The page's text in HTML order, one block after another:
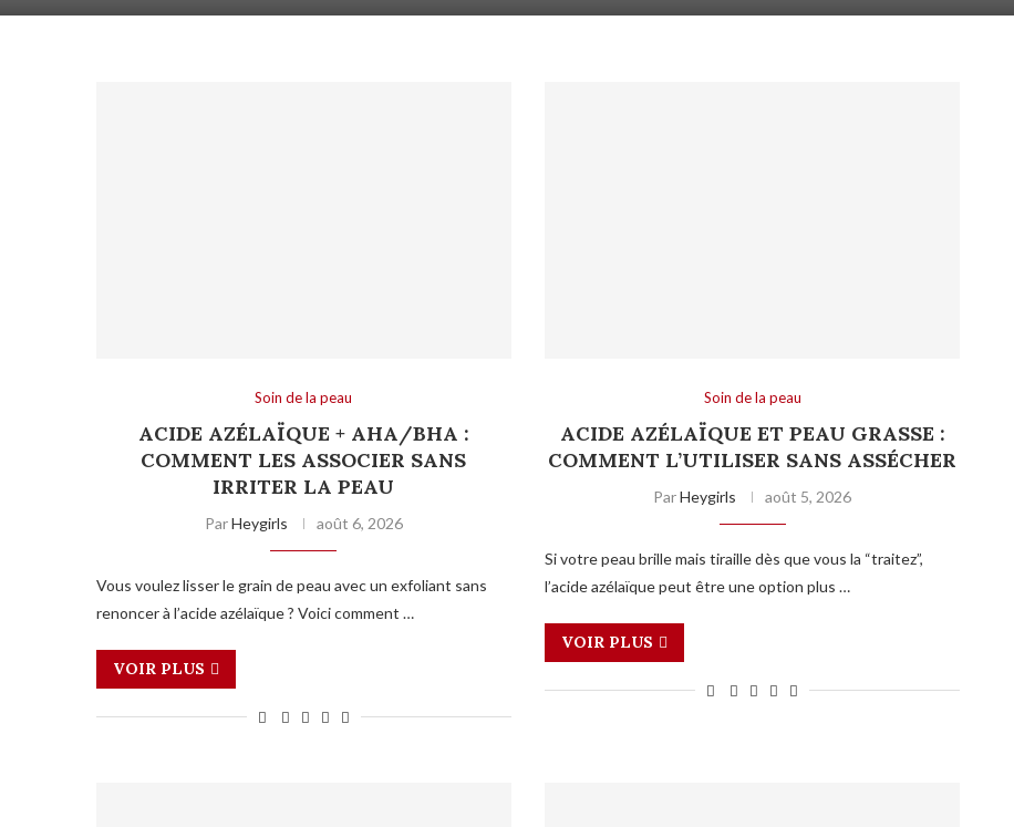
Soin de la peau
ACIDE AZÉLAÏQUE + AHA/BHA :
COMMENT LES ASSOCIER SANS
IRRITER LA PEAU
ParHeygirls août 6, 2026
Vous voulez lisser le grain de peau avec un exfoliant sans
renoncer à l’acide azélaïque ? Voici comment …
VOIR PLUS
Soin de la peau
ACIDE AZÉLAÏQUE ET PEAU GRASSE :
COMMENT L’UTILISER SANS ASSÉCHER
ParHeygirls août 5, 2026
Si votre peau brille mais tiraille dès que vous la “traitez”,
l’acide azélaïque peut être une option plus …
VOIR PLUS